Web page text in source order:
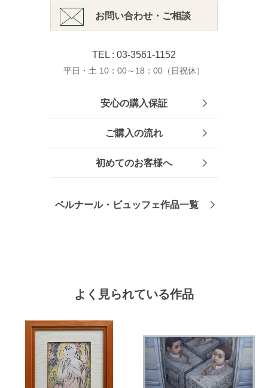
お問い合わせ・ご相談
TEL : 03-3561-1152
平日・土 10：00～18：00（日祝休）
安心の購入保証
ご購入の流れ
初めてのお客様へ
ベルナール・ビュッフェ作品一覧
よく見られている作品